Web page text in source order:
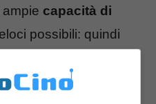
capacità di
possibili: quindi
scientifiche